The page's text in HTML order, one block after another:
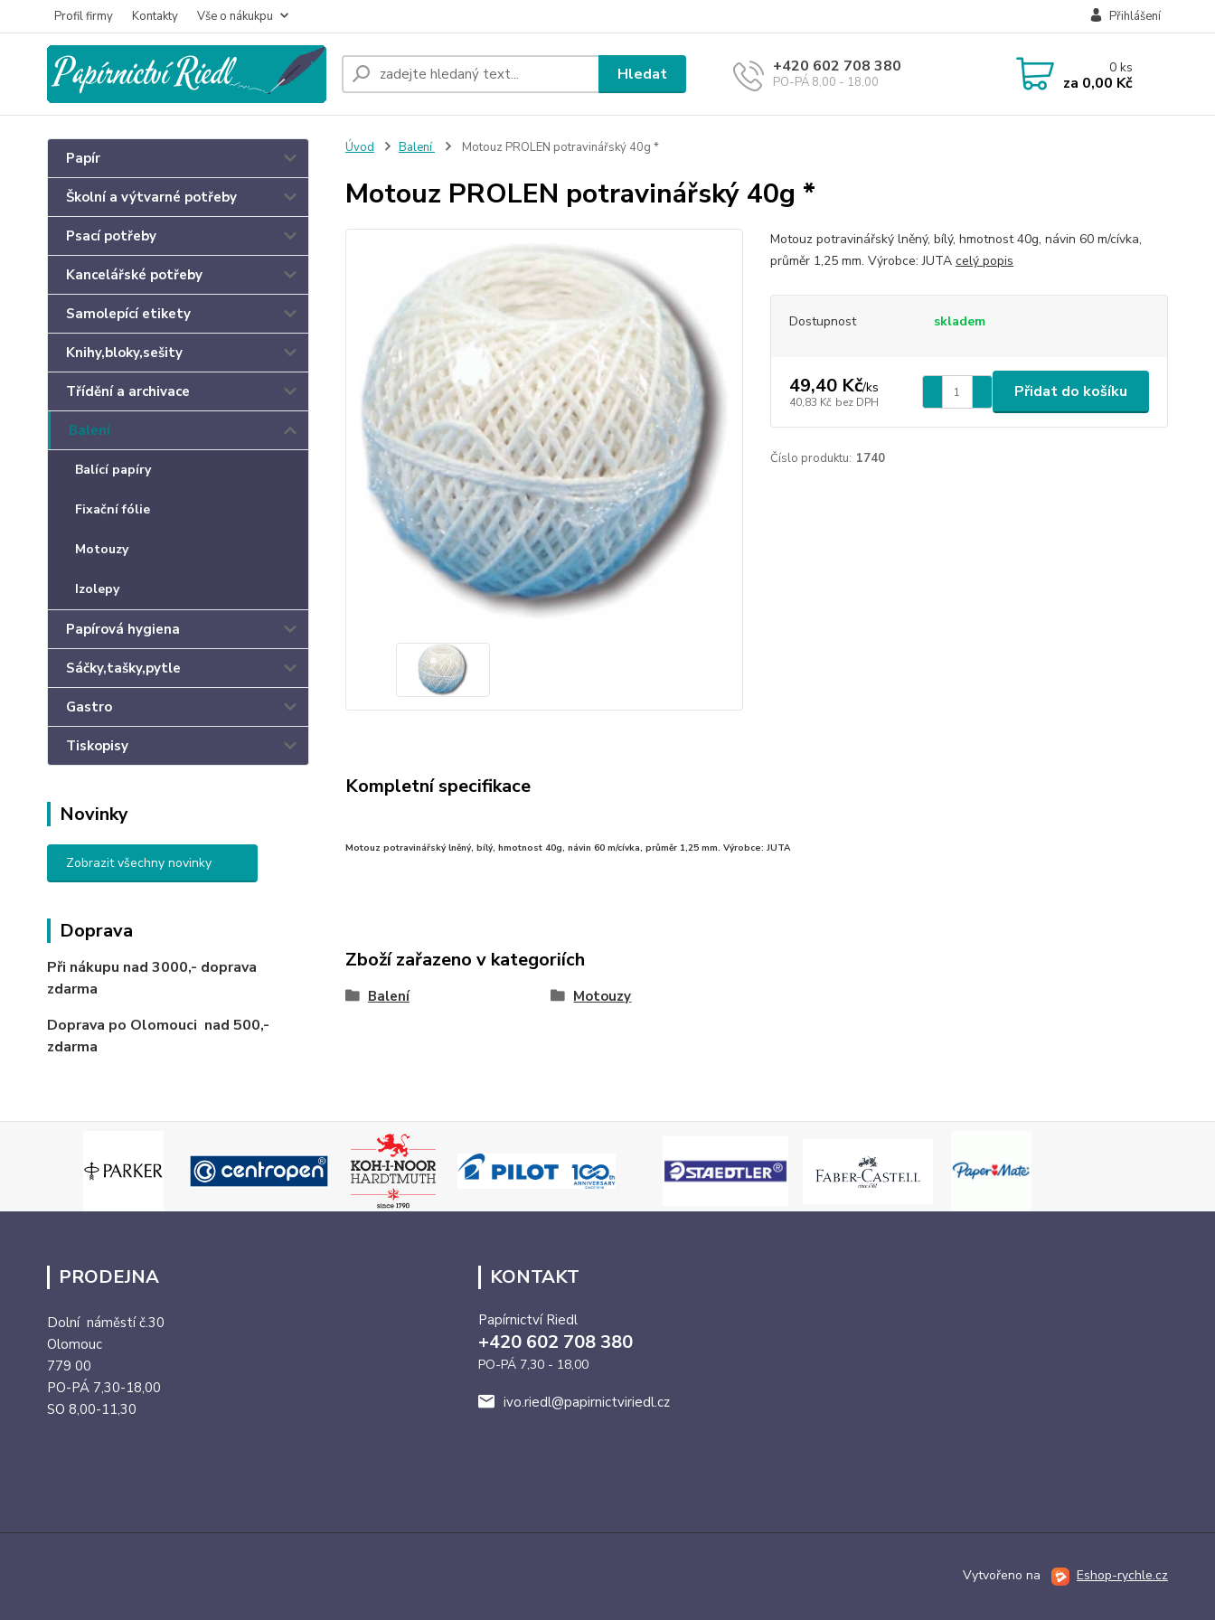
Profil firmy Kontakty Vše o nákukpu Přihlášení
Hledat +420 602 708 380
PO-PÁ 8,00 - 18,00
0ks
za 0,00 Kč
Papír
Školní a výtvarné potřeby
Psací potřeby
Kancelářské potřeby
Samolepící etikety
Knihy,bloky,sešity
Třídění a archivace
Balení
Balící papíry
Fixační fólie
Motouzy
Izolepy
Papírová hygiena
Sáčky,tašky,pytle
Gastro
Tiskopisy
Novinky
Zobrazit všechny novinky
Doprava
Při nákupu nad 3000,- doprava
zdarma
Doprava po Olomouci nad 500,-
zdarma
Úvod Balení Motouz PROLEN potravinářský 40g *
Motouz PROLEN potravinářský 40g *
Motouz potravinářský lněný, bílý, hmotnost 40g, návin 60 m/cívka,
průměr 1,25 mm. Výrobce: JUTA celý popis
Dostupnost skladem
49,40 Kč/ks
40,83 Kč bez DPH
Přidat do košíku
Číslo produktu: 1740
Kompletní specifikace
Motouz potravinářský lněný, bílý, hmotnost 40g, návin 60 m/cívka, průměr 1,25 mm. Výrobce: JUTA
Zboží zařazeno v kategoriích
Balení Motouzy
PRODEJNA
Dolní náměstí č.30
Olomouc
779 00
PO-PÁ 7,30-18,00
SO 8,00-11,30
KONTAKT
Papírnictví Riedl
+420 602 708 380
PO-PÁ 7,30 - 18,00
ivo.riedl@papirnictviriedl.cz
Vytvořeno na Eshop-rychle.cz